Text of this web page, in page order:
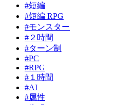
#短編
#短編 RPG
#モンスター
#２時間
#ターン制
#PC
#RPG
#１時間
#AI
#属性